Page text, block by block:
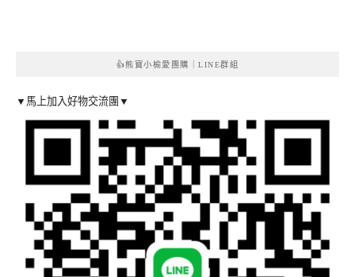
👍熊寶小榆愛團購｜LINE群組
▼馬上加入好物交流團▼